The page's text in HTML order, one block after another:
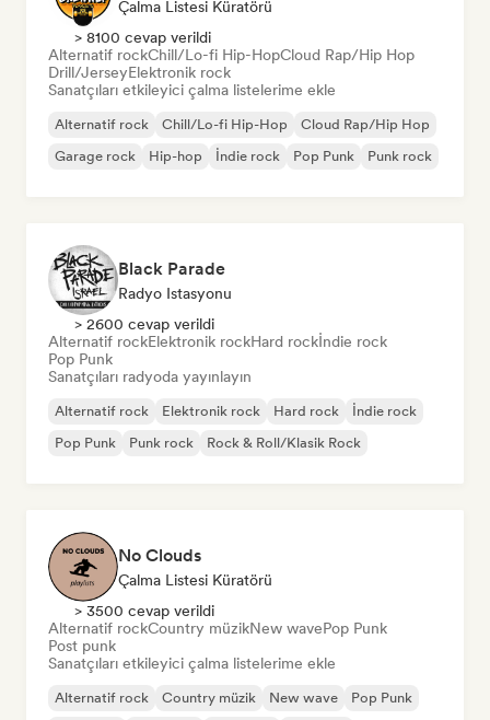
Çalma Listesi Küratörü
> 8100 cevap verildi
Alternatif rockChill/Lo-fi Hip-HopCloud Rap/Hip Hop
Drill/JerseyElektronik rock
Sanatçıları etkileyici çalma listelerime ekle
Alternatif rock Chill/Lo-fi Hip-Hop
Cloud Rap/Hip Hop
Garage rock
Hip-hop İndie rock Pop Punk Punk rock
Black Parade
Radyo Istasyonu
> 2600 cevap verildi
Alternatif rockElektronik rockHard rockİndie rock
Pop Punk
Sanatçıları radyoda yayınlayın
Alternatif rock Elektronik rock Hard rock
İndie rock
Pop Punk
Punk rock Rock & Roll/Klasik Rock
No Clouds
Çalma Listesi Küratörü
> 3500 cevap verildi
Alternatif rockCountry müzikNew wavePop Punk
Post punk
Sanatçıları etkileyici çalma listelerime ekle
Alternatif rock Country müzik New wave
Pop Punk